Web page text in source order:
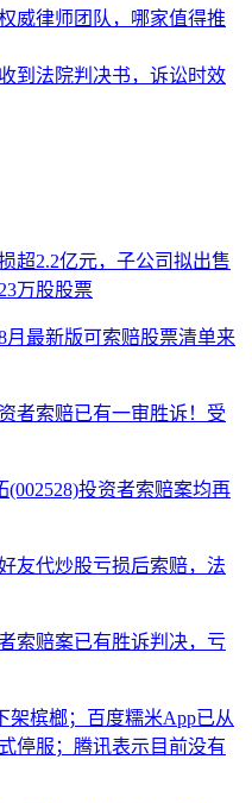
威律师团队，哪家值得推
到法院判决书，诉讼时效
超2.2亿元，子公司拟出售
万股股票
月最新版可索赔股票清单来
者索赔已有一审胜诉！受
(002528)投资者索赔案均再
友代炒股亏损后索赔，法
索赔案已有胜诉判决，亏
架槟榔；百度糯米App已从
停服；腾讯表示目前没有